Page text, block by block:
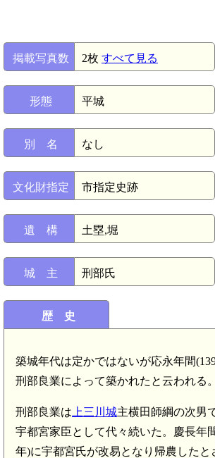
掲載写真数 2枚 すべて見る
形態 平城
別 名 なし
文化財指定 市指定史跡
遺 構 土塁,堀
城 主 刑部氏
歴 史
築城年代は定かではないが応永年間
刑部良業によって築かれたと云われる。
刑部良業は 上三川城主横田師綱の次男
宇都宮家臣として代々続いた。慶長年
年)に宇都宮氏が改易となり帰農したと